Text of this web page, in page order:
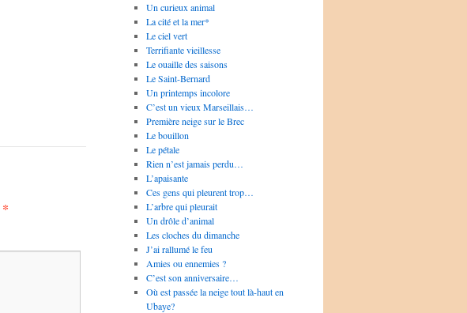
*
Un curieux animal
La cité et la mer*
Le ciel vert
Terrifiante vieillesse
Le ouaille des saisons
Le Saint-Bernard
Un printemps incolore
C’est un vieux Marseillais…
Première neige sur le Brec
Le bouillon
Le pétale
Rien n’est jamais perdu…
L’apaisante
Ces gens qui pleurent trop…
L’arbre qui pleurait
Un drôle d’animal
Les cloches du dimanche
J’ai rallumé le feu
Amies ou ennemies ?
C’est son anniversaire…
Où est passée la neige tout là-haut en
Ubaye?